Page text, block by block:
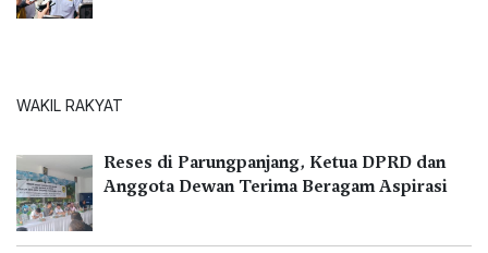
WAKIL RAKYAT
Reses di Parungpanjang, Ketua DPRD dan
Anggota Dewan Terima Beragam Aspirasi